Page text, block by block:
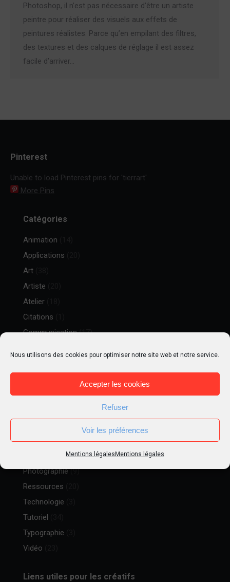
Nous utilisons des cookies pour optimiser notre site web et notre service.
Accepter les cookies
Refuser
Voir les préférences
Mentions légales Mentions légales
Photoshop, il n’est pas nécessaire d’être un artiste
peintre pour réaliser des visuels aux effets de
peintures réalistes. Parce qu’en empilant des filtres,
des textures et des calques de réglage il est assez
facile d’arriver…
Pinterest
Unable to load Pinterest pins for 'tierrart'
More Pins
Catégories
Animation
Applications
Art
Artiste
Atelier
Citations
Communication(17)
Inspiration(33)
Métier(15)
Peinture digitale(16)
Photographie(9)
Ressources
Technologie
Tutoriel
Typographie
Vidéo
Liens utiles pour les créatifs